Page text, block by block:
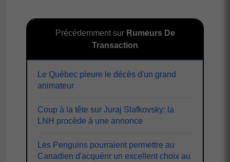
Précédemment sur Rumeurs De
Transaction
Le Québec pleure le décès d'un grand
animateur
Coup à la tête sur Juraj Slafkovsky: la
LNH procède à une annonce
Les Penguins pourraient permettre au
Canadien d'acquérir un excellent choix au